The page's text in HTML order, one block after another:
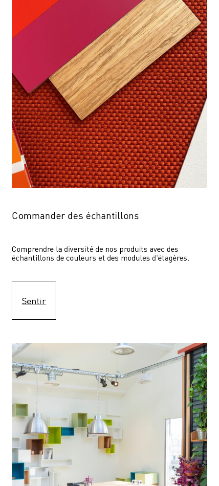
Commander des échantillons
Comprendre la diversité de nos produits avec des
échantillons de couleurs et des modules d'étagères.
Sentir